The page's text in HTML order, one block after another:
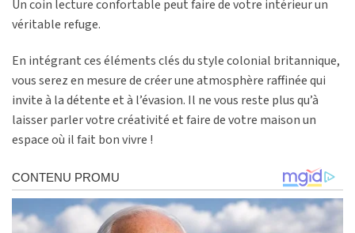
Un coin lecture confortable peut faire de votre intérieur un
véritable refuge.
En intégrant ces éléments clés du style colonial britannique,
vous serez en mesure de créer une atmosphère raffinée qui
invite à la détente et à l’évasion. Il ne vous reste plus qu’à
laisser parler votre créativité et faire de votre maison un
espace où il fait bon vivre !